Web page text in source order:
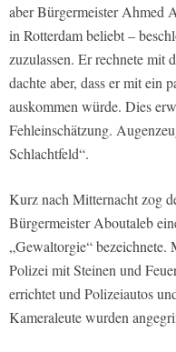
aber Bürgermeister Ahmed
in Rotterdam beliebt –
zuzulassen. Er rechnete mit
dachte aber, dass er mit ein
auskommen würde. Dies
Fehleinschätzung.
Schlachtfeld“.
Kurz nach Mitternacht zog
Bürgermeister Aboutaleb
„Gewaltorgie“ bezeichnete.
Polizei mit Steinen und
errichtet und Polizeiautos
Kameraleute wurden